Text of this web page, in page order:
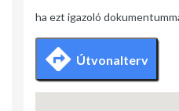
ha ezt igazoló
Útvonalterv